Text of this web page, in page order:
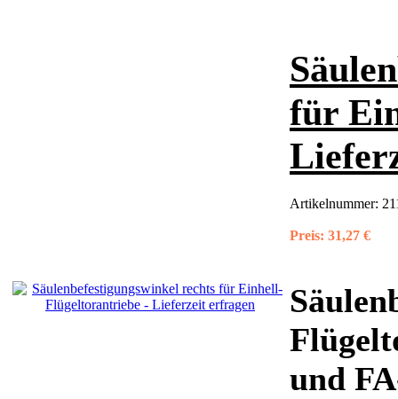
für
Artikelnummer:
Preis: 31,27 €
und